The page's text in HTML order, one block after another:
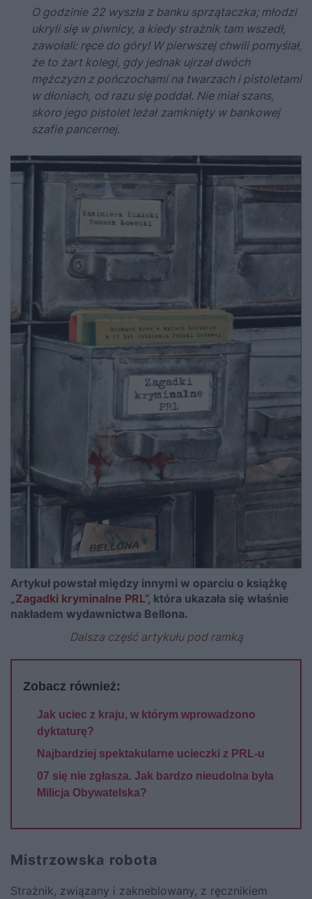
O godzinie 22 wyszła z banku sprzątaczka; młodzi
ukryli się w piwnicy, a kiedy strażnik tam wszedł,
zawołali: ręce do góry! W pierwszej chwili pomyślał,
że to żart kolegi, gdy jednak ujrzał dwóch
mężczyzn z pończochami na twarzach i pistoletami
w dłoniach, od razu się poddał. Nie miał szans,
skoro jego pistolet leżał zamknięty w bankowej
szafie pancernej.
Artykuł powstał między innymi w oparciu o książkę
„Zagadki kryminalne PRL”, która ukazała się właśnie
nakładem wydawnictwa Bellona.
Dalsza część artykułu pod ramką
Zobacz również:
Jak uciec z kraju, w którym wprowadzono
dyktaturę?
Najbardziej spektakularne ucieczki z PRL-u
07 się nie zgłasza. Jak bardzo nieudolna była
Milicja Obywatelska?
Mistrzowska robota
Strażnik, związany i zakneblowany, z ręcznikiem